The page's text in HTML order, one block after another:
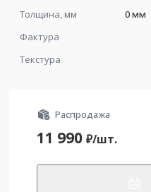
Толщина, мм
0 мм
Фактура
Текстура
Распродажа
11 990 ₽/шт.